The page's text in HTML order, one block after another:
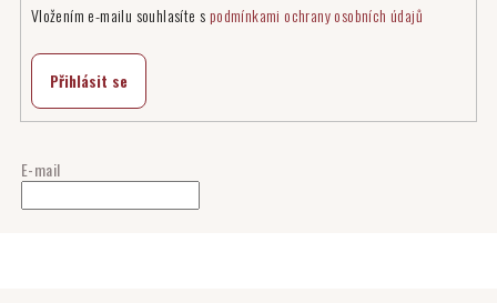
E-mail
Vložením e-mailu souhlasíte s podmínkami ochrany osobních údajů
Přihlásit se